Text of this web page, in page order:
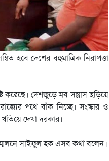
হবে দেশের বহুমাত্রিক নিরাপত্তা
করেছে। দেশজুড়ে মব সন্ত্রাস ছড়িয়ে
পথে বাঁক নিচ্ছে। সংস্কার ও
দেখা দরকার।
সাইফুল হক এসব কথা বলেন।